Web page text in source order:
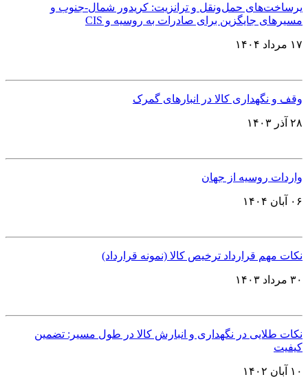
یرساخت‌های حمل‌ونقل و ترانزیت: کریدور شمال-جنوب و
مسیرهای جایگزین برای صادرات به روسیه و CIS
۱۷ مرداد ۱۴۰۴
وقف و نگهداری کالا در انبارهای گمرک
۲۸ آذر ۱۴۰۳
واردات روسیه از جهان
۰۶ آبان ۱۴۰۴
نکات مهم قرارداد ترخیص کالا (نمونه قرارداد)
۳۰ مرداد ۱۴۰۳
نکات طلایی در نگهداری و انبارش کالا در طول مسیر: تضمین
کیفیت
۱۰ آبان ۱۴۰۲